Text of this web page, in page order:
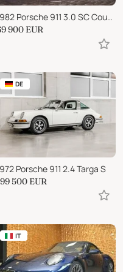
1982 Porsche 911 3.0 SC Coupe Hell Blau metallic
900 EUR
DE
Porsche 911 2.4 Targa S
500 EUR
IT